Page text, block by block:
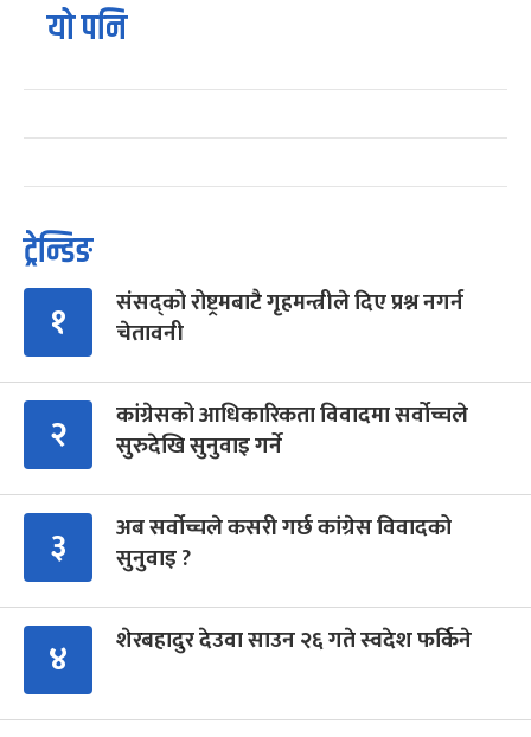
यो पनि
ट्रेन्डिङ
१
संसद्को रोष्ट्रमबाटै गृहमन्त्रीले दिए प्रश्न नगर्न
चेतावनी
२
कांग्रेसको आधिकारिकता विवादमा सर्वोच्चले
सुरुदेखि सुनुवाइ गर्ने
३
अब सर्वोच्चले कसरी गर्छ कांग्रेस विवादको
सुनुवाइ ?
४ शेरबहादुर देउवा साउन २६ गते स्वदेश फर्किने